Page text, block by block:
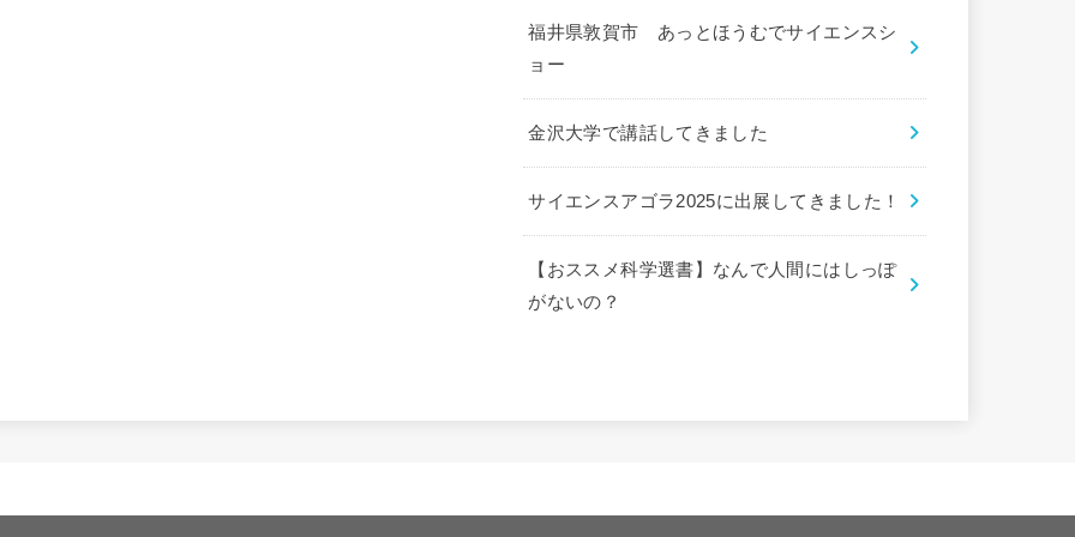
福井県敦賀市 あっとほうむでサイエンスシ
ョー
金沢大学で講話してきました
サイエンスアゴラ2025に出展してきました！
【おススメ科学選書】なんで人間にはしっぽ
がないの？